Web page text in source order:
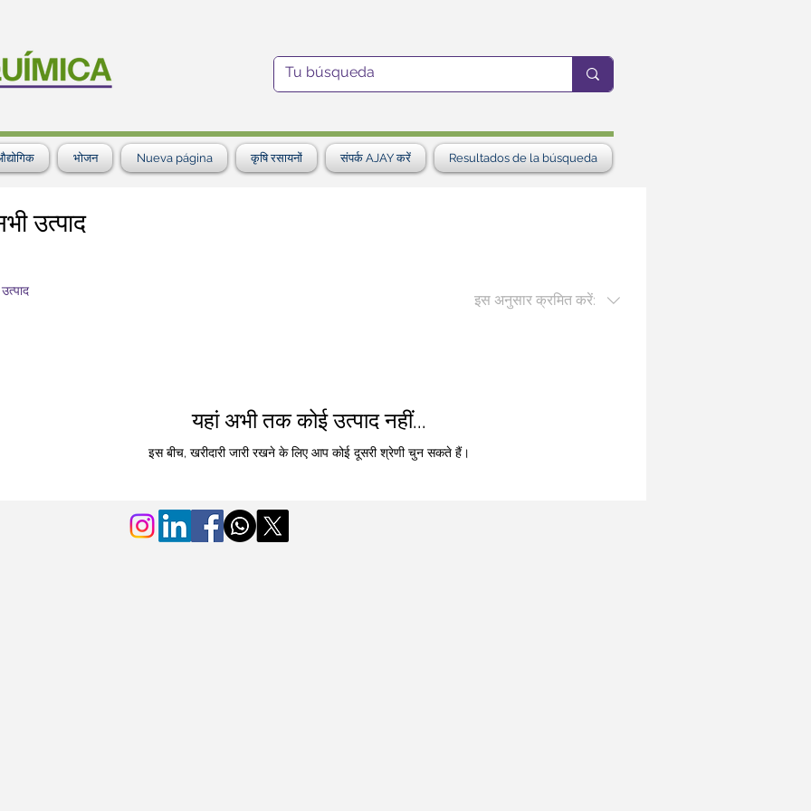
भोजन Nueva página कृषि रसायनों संपर्क AJAY करें Resultados de la búsqueda
उत्पाद
इस अनुसार क्रमित करें:
यहां अभी तक कोई उत्पाद नहीं...
इस बीच, खरीदारी जारी रखने के लिए आप कोई दूसरी श्रेणी चुन सकते हैं।